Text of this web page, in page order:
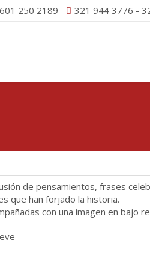
250 2189 321 944 3776 -
de pensamientos, frases
que han forjado la historia.
con una imagen en bajo